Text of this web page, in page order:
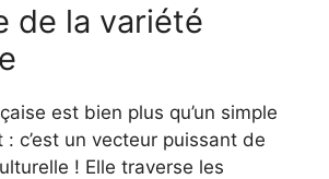
de la variété
est bien plus qu’un simple
c’est un vecteur puissant de
! Elle traverse les